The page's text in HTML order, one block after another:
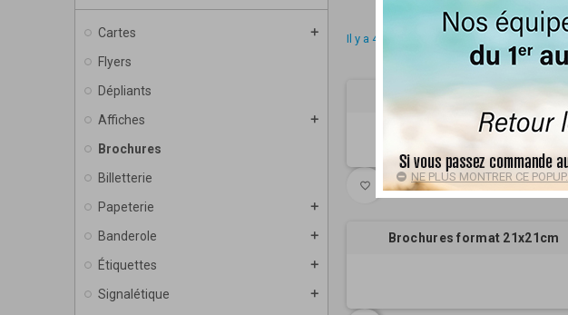
Cartes add
Flyers
Dépliants
Affiches
add
Brochures
Billetterie
Papeterie
add
Banderole add
Étiquettes add
Signalétique add
Il y a 4 produits.
Brochures format A4
favorite_border
Brochures format 21x21cm
NE PLUS MONTRER CE POPUP.